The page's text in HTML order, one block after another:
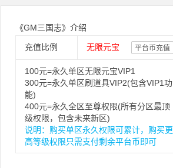
《GM三国志》介绍
充值比例 无限元宝 平台币充值
100元=永久单区无限元宝VIP1
300元=永久单区刷道具VIP2(包含VIP1功
能)
400元=永久全区至尊权限(所有分区最顶
级权限，包含未来新区)
说明：购买单区永久权限可累计，购买更
高等级权限只需支付剩余平台币即可